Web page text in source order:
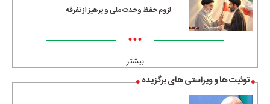
لزوم حفظ وحدت ملی و پرهیز از تفرقه
•••
بیشتر
توئیت ها و ویراستی های برگزیده